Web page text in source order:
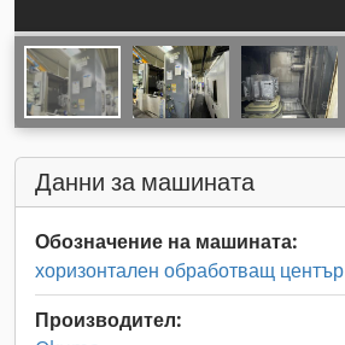
Данни за машината
Обозначение на машината:
хоризонтален обработващ център
Производител: